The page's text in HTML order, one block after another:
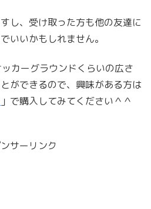
し、受け取った方も他の友達に
いいかもしれません。
カーグラウンドくらいの広さ
ができるので、興味がある方は
」で購入してみてください＾＾
サーリンク